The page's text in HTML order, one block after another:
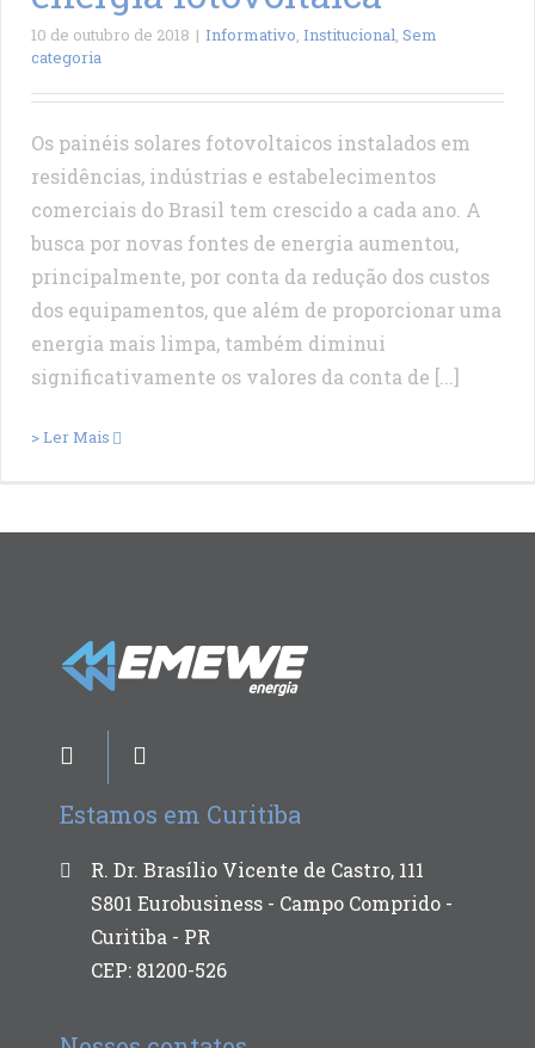
10 de outubro de 2018 | Informativo, Institucional, Sem
categoria
Os painéis solares fotovoltaicos instalados em
residências, indústrias e estabelecimentos
comerciais do Brasil tem crescido a cada ano. A
busca por novas fontes de energia aumentou,
principalmente, por conta da redução dos custos
dos equipamentos, que além de proporcionar uma
energia mais limpa, também diminui
significativamente os valores da conta de [...]
> Ler Mais
Estamos em Curitiba
R. Dr. Brasílio Vicente de Castro, 111
S801 Eurobusiness - Campo Comprido -
Curitiba - PR
CEP: 81200-526